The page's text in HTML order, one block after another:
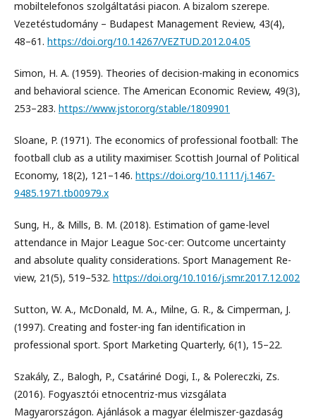
mobiltelefonos szolgáltatási piacon. A bizalom szerepe.
Vezetéstudomány – Budapest Management Review, 43(4),
48–61. https://doi.org/10.14267/VEZTUD.2012.04.05
Simon, H. A. (1959). Theories of decision-making in economics
and behavioral science. The American Economic Review, 49(3),
253–283. https://www.jstor.org/stable/1809901
Sloane, P. (1971). The economics of professional football: The
football club as a utility maximiser. Scottish Journal of Political
Economy, 18(2), 121–146. https://doi.org/10.1111/j.1467-
9485.1971.tb00979.x
Sung, H., & Mills, B. M. (2018). Estimation of game-level
attendance in Major League Soc-cer: Outcome uncertainty
and absolute quality considerations. Sport Management Re-
view, 21(5), 519–532. https://doi.org/10.1016/j.smr.2017.12.002
Sutton, W. A., McDonald, M. A., Milne, G. R., & Cimperman, J.
(1997). Creating and foster-ing fan identification in
professional sport. Sport Marketing Quarterly, 6(1), 15–22.
Szakály, Z., Balogh, P., Csatáriné Dogi, I., & Polereczki, Zs.
(2016). Fogyasztói etnocentriz-mus vizsgálata
Magyarországon. Ajánlások a magyar élelmiszer-gazdaság